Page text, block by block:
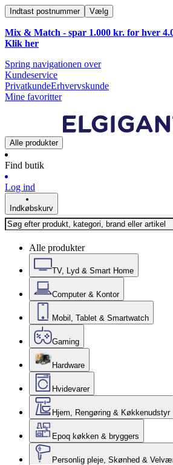
Indtast postnummer Vælg
Mix & Match - spar 1.000 kr. for hver
Klik her
Spring navigationen over
Kundeservice
PrivatkundeErhvervskunde
Mine favoritter
Alle produkter
Find butik
Log ind
Indkøbskurv
Alle produkter
TV, Lyd & Smart Home
Computer & Kontor
Mobil, Tablet & Smartwatch
Gaming
Hardware
Hvidevarer
Hjem, Rengøring & Køkkenudstyr
Epoq køkken & bryggers
Personlig pleje, Skønhed &